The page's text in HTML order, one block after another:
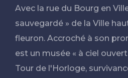
Avec la rue du Bourg en
sauvegardé » de la Ville
fleuron. Accroché à son
est un musée « à ciel
Tour de l'Horloge,